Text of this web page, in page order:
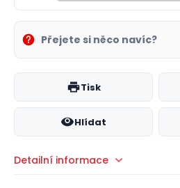
Přejete si něco navíc?
Tisk
Hlídat
Detailní informace